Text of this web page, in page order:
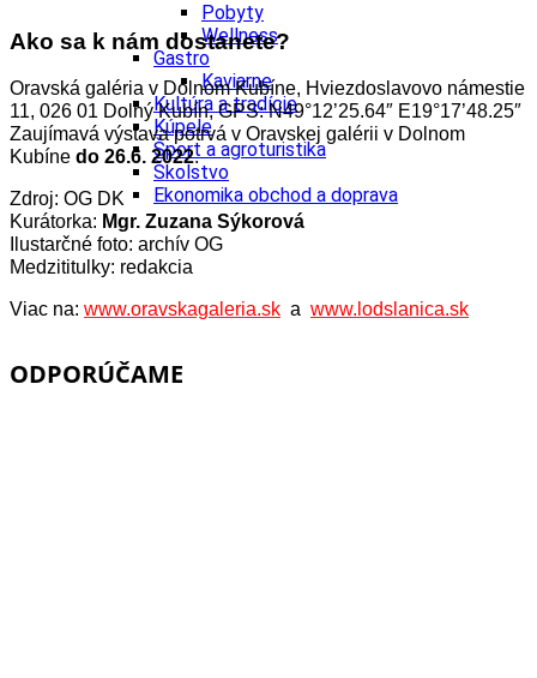
Pobyty
Wellness
Gastro
Kaviarne
Kultúra a tradície
Kúpele
Šport a agroturistika
Školstvo
Ekonomika obchod a doprava
Ako sa k nám dostanete?
Oravská galéria v Dolnom Kubíne, Hviezdoslavovo námestie
11, 026 01 Dolný Kubín,GPS: N49°12’25.64″ E19°17’48.25″
Zaujímavá výstava potrvá v Oravskej galérii v Dolnom
Kubíne do 26.6. 2022.
Zdroj: OG DK
Kurátorka: Mgr. Zuzana Sýkorová
Ilustarčné foto: archív OG
Medzititulky: redakcia
Viac na: www.oravskagaleria.sk a www.lodslanica.sk
ODPORÚČAME